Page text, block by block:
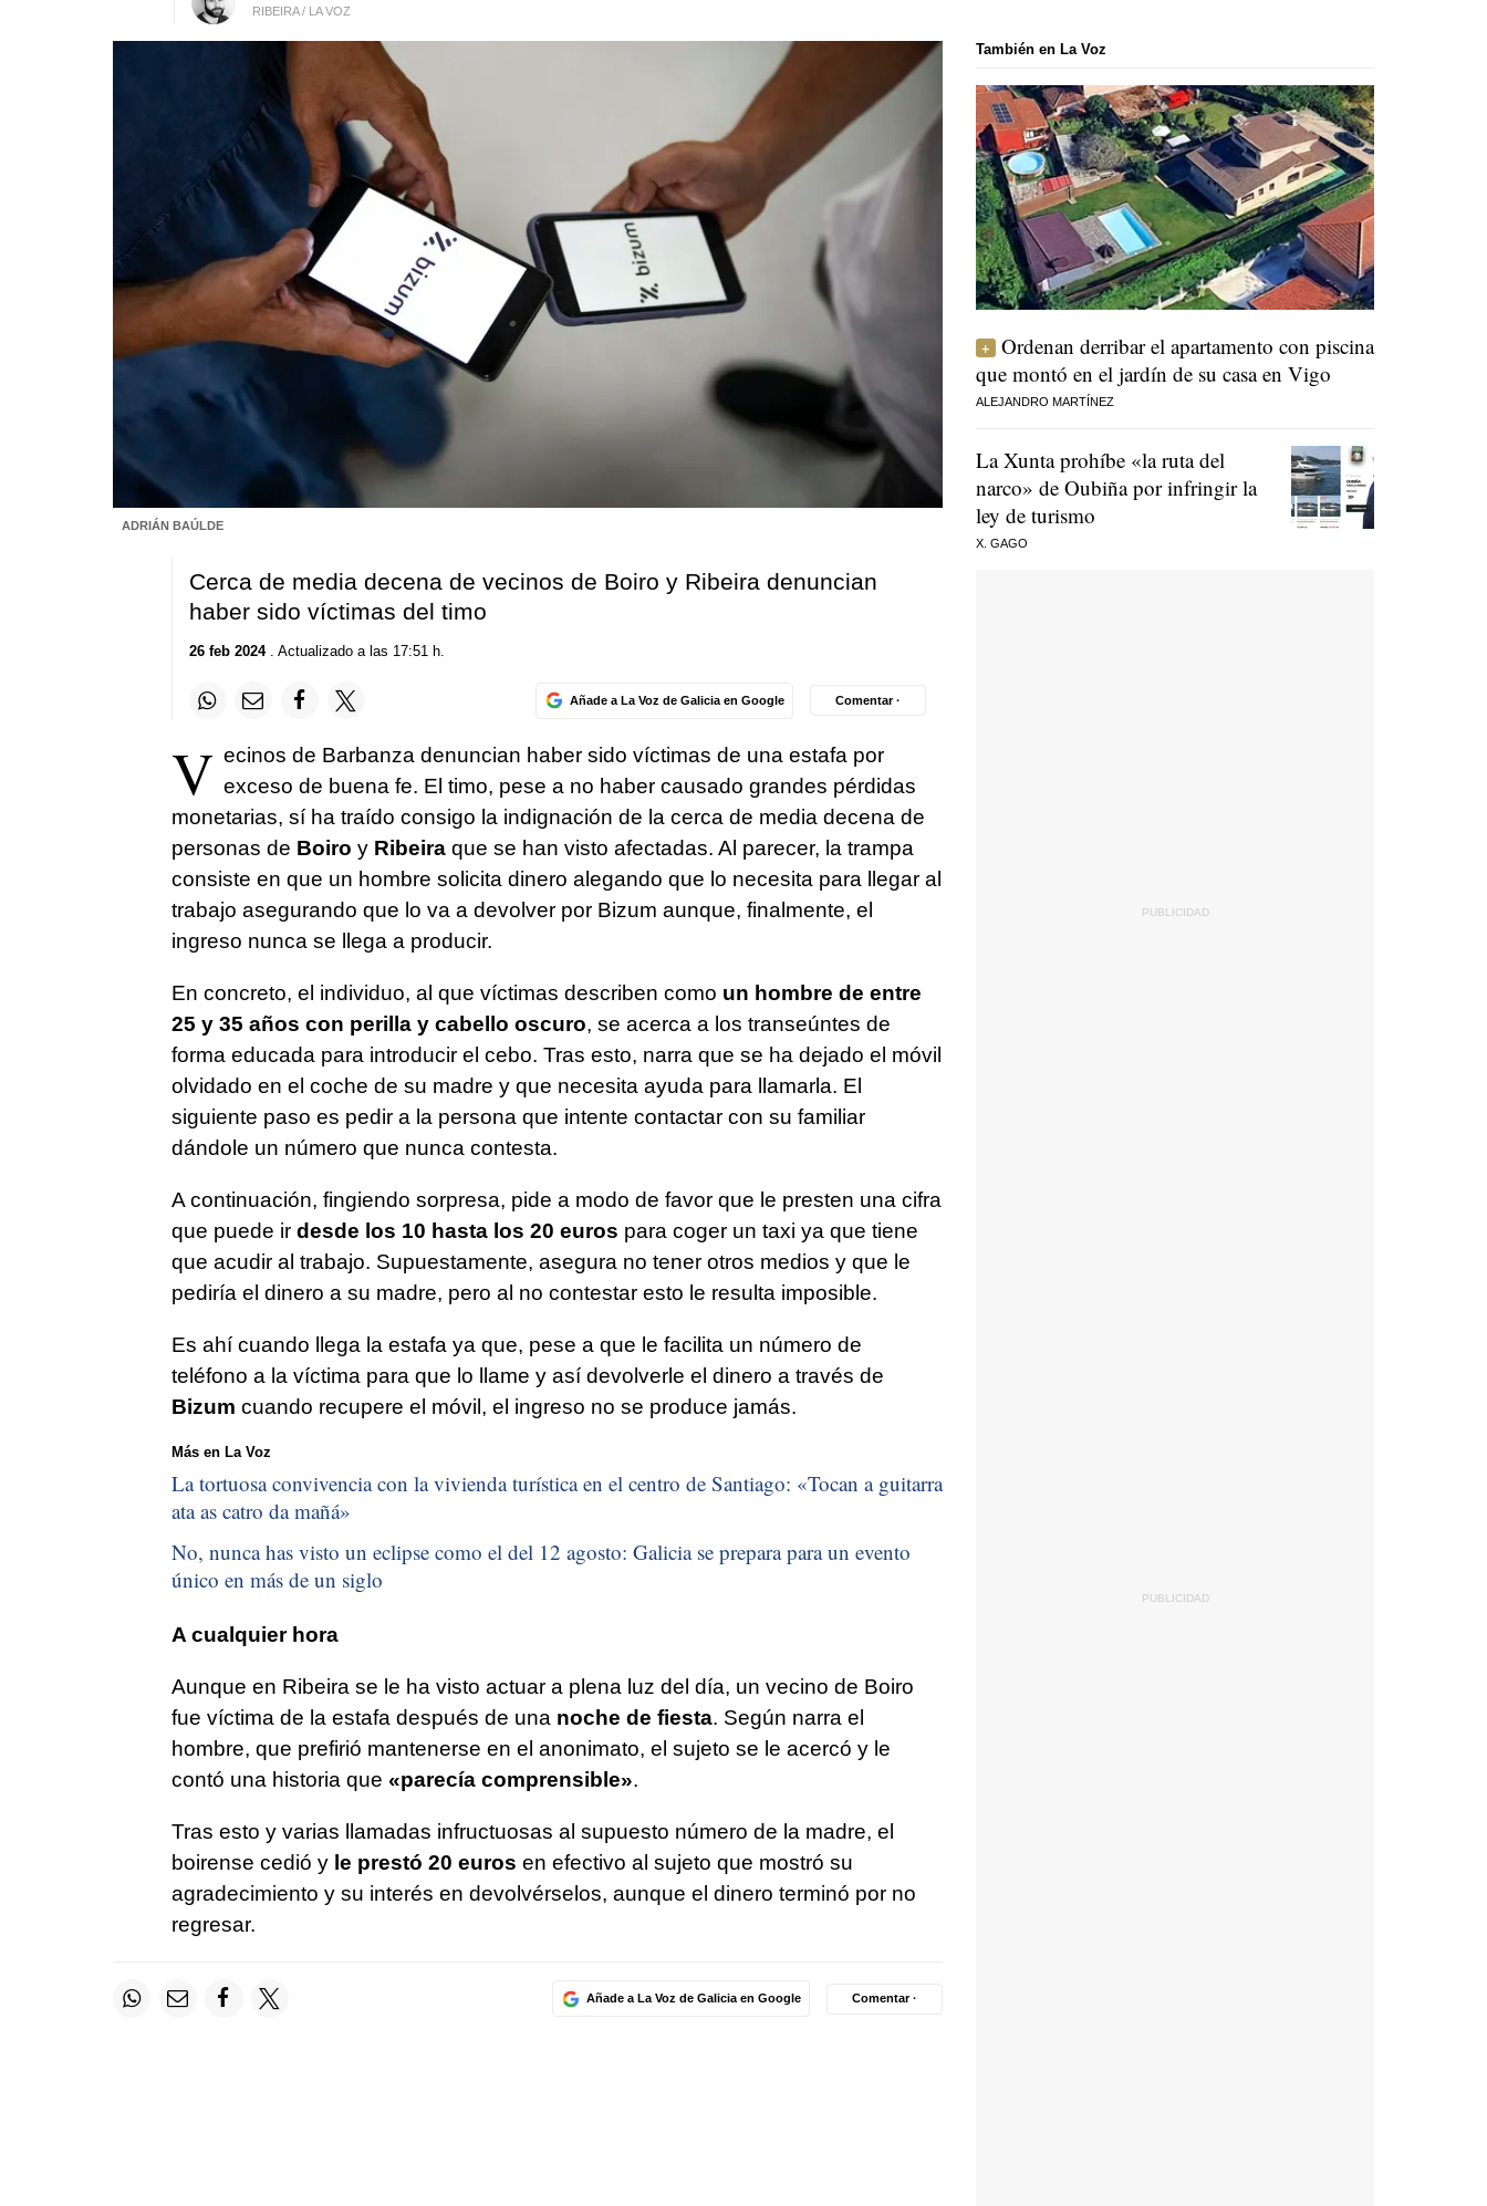
RIBEIRA / LA VOZ
ADRIÁN BAÚLDE
Cerca de media decena de vecinos de Boiro y Ribeira denuncian
haber sido víctimas del timo
26 feb 2024. Actualizado a las 17:51 h.
Añade a La Voz de Galicia en Google Comentar ·
V ecinos de Barbanza denuncian haber sido víctimas de una estafa por
exceso de buena fe. El timo, pese a no haber causado grandes pérdidas
monetarias, sí ha traído consigo la indignación de la cerca de media decena de
personas de Boiro y Ribeiraque se han visto afectadas. Al parecer, la trampa
consiste en que un hombre solicita dinero alegando que lo necesita para llegar al
trabajo asegurando que lo va a devolver por Bizum aunque, finalmente, el
ingreso nunca se llega a producir.
En concreto, el individuo, al que víctimas describen como un hombre de entre
25 y 35 años con perilla y cabello oscuro, se acerca a los transeúntes de
forma educada para introducir el cebo. Tras esto, narra que se ha dejado el móvil
olvidado en el coche de su madre y que necesita ayuda para llamarla. El
siguiente paso es pedir a la persona que intente contactar con su familiar
dándole un número que nunca contesta.
A continuación, fingiendo sorpresa, pide a modo de favor que le presten una cifra
que puede ir desde los 10 hasta los 20 euros para coger un taxi ya que tiene
que acudir al trabajo. Supuestamente, asegura no tener otros medios y que le
pediría el dinero a su madre, pero al no contestar esto le resulta imposible.
Es ahí cuando llega la estafa ya que, pese a que le facilita un número de
teléfono a la víctima para que lo llame y así devolverle el dinero a través de
Bizum cuando recupere el móvil, el ingreso no se produce jamás.
Más en La Voz
La tortuosa convivencia con la vivienda turística en el centro de Santiago: «Tocan a guitarra
ata as catro da mañá»
No, nunca has visto un eclipse como el del 12 agosto: Galicia se prepara para un evento
único en más de un siglo
A cualquier hora
Aunque en Ribeira se le ha visto actuar a plena luz del día, un vecino de Boiro
fue víctima de la estafa después de unanoche de fiesta. Según narra el
hombre, que prefirió mantenerse en el anonimato, el sujeto se le acercó y le
contó una historia que «parecía comprensible».
Tras esto y varias llamadas infructuosas al supuesto número de la madre, el
boirense cedió y le prestó 20 euros en efectivo al sujeto que mostró su
agradecimiento y su interés en devolvérselos, aunque el dinero terminó por no
regresar.
Añade a La Voz de Galicia en Google Comentar ·
También en La Voz
Ordenan derribar el apartamento con piscina
que montó en el jardín de su casa en Vigo
ALEJANDRO MARTÍNEZ
La Xunta prohíbe «la ruta del
narco» de Oubiña por infringir la
ley de turismo
X. GAGO